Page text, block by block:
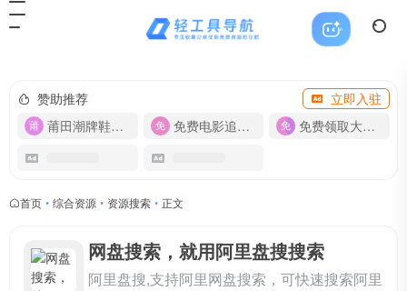
赞助推荐
立即入驻
莆田潮牌鞋服-货源
免费电影追剧APP 免费领取大流量卡【500G】
首页 • 综合资源 • 资源搜索 • 正文
网盘搜索，就用阿里盘搜搜索
阿里盘搜,支持阿里网盘搜索，可快速搜索阿里